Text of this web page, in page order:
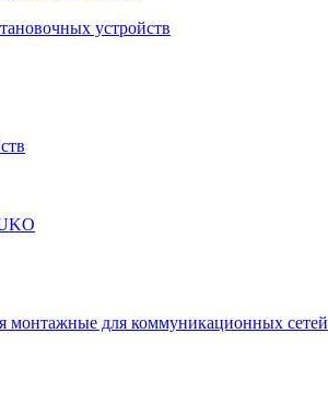
устройств
монтажные для коммуникационных сетей